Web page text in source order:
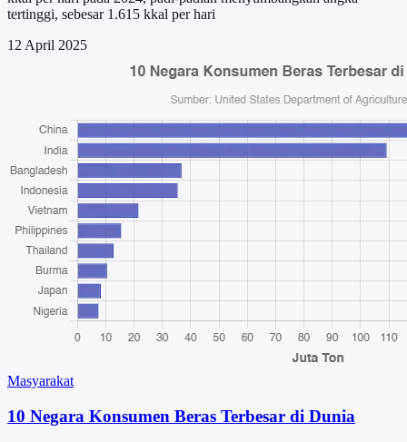
tertinggi, sebesar 1.615 kkal per hari
12 April 2025
Masyarakat
10 Negara Konsumen Beras Terbesar di Dunia